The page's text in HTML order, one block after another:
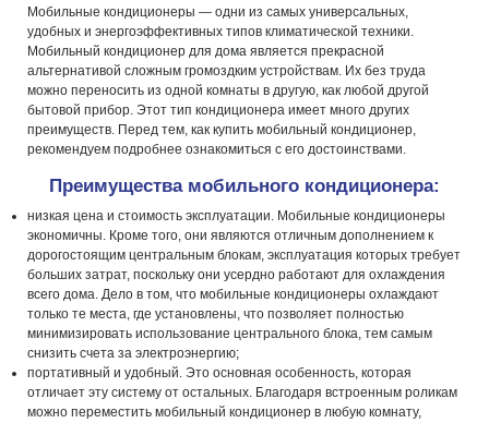
Мобильные кондиционеры — одни из самых универсальных,
удобных и энергоэффективных типов климатической техники.
Мобильный кондиционер для дома является прекрасной
альтернативой сложным громоздким устройствам. Их без труда
можно переносить из одной комнаты в другую, как любой другой
бытовой прибор. Этот тип кондиционера имеет много других
преимуществ. Перед тем, как купить мобильный кондиционер,
рекомендуем подробнее ознакомиться с его достоинствами.
Преимущества мобильного кондиционера:
низкая цена и стоимость эксплуатации. Мобильные кондиционеры
экономичны. Кроме того, они являются отличным дополнением к
дорогостоящим центральным блокам, эксплуатация которых требует
больших затрат, поскольку они усердно работают для охлаждения
всего дома. Дело в том, что мобильные кондиционеры охлаждают
только те места, где установлены, что позволяет полностью
минимизировать использование центрального блока, тем самым
снизить счета за электроэнергию;
портативный и удобный. Это основная особенность, которая
отличает эту систему от остальных. Благодаря встроенным роликам
можно переместить мобильный кондиционер в любую комнату,